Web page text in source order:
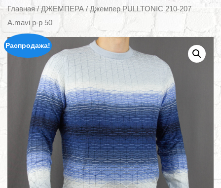
Главная/ ДЖЕМПЕРА / Джемпер PULLTONIC 210-207
А.mavi p-p 50
Распродажа!